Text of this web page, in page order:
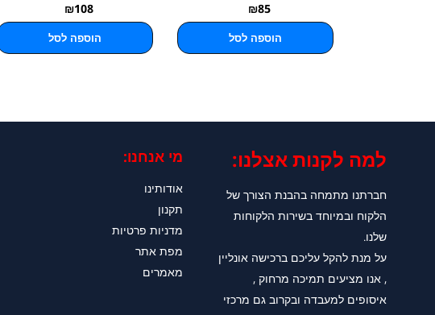
₪85
הוספה לסל
₪108
הוספה לסל
למה לקנות אצלנו:​
חברתנו מתמחה בהבנת הצורך של
הלקוח ובמיוחד בשירות הלקוחות
שלנו.
על מנת להקל עליכם ברכישה אונליין
, אנו מציעים תמיכה מרחוק ,
איסופים למעבדה ובקרוב גם מרכזי
מי אנחנו:
אודותינו
תקנון
מדניות פרטיות
מפת אתר
מאמרים